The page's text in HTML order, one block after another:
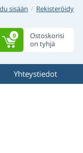
sisään
Rekisteröidy
Ostoskorisi
on tyhjä
0
Yhteystiedot